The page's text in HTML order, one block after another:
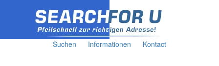
Suchen Informationen Kontact